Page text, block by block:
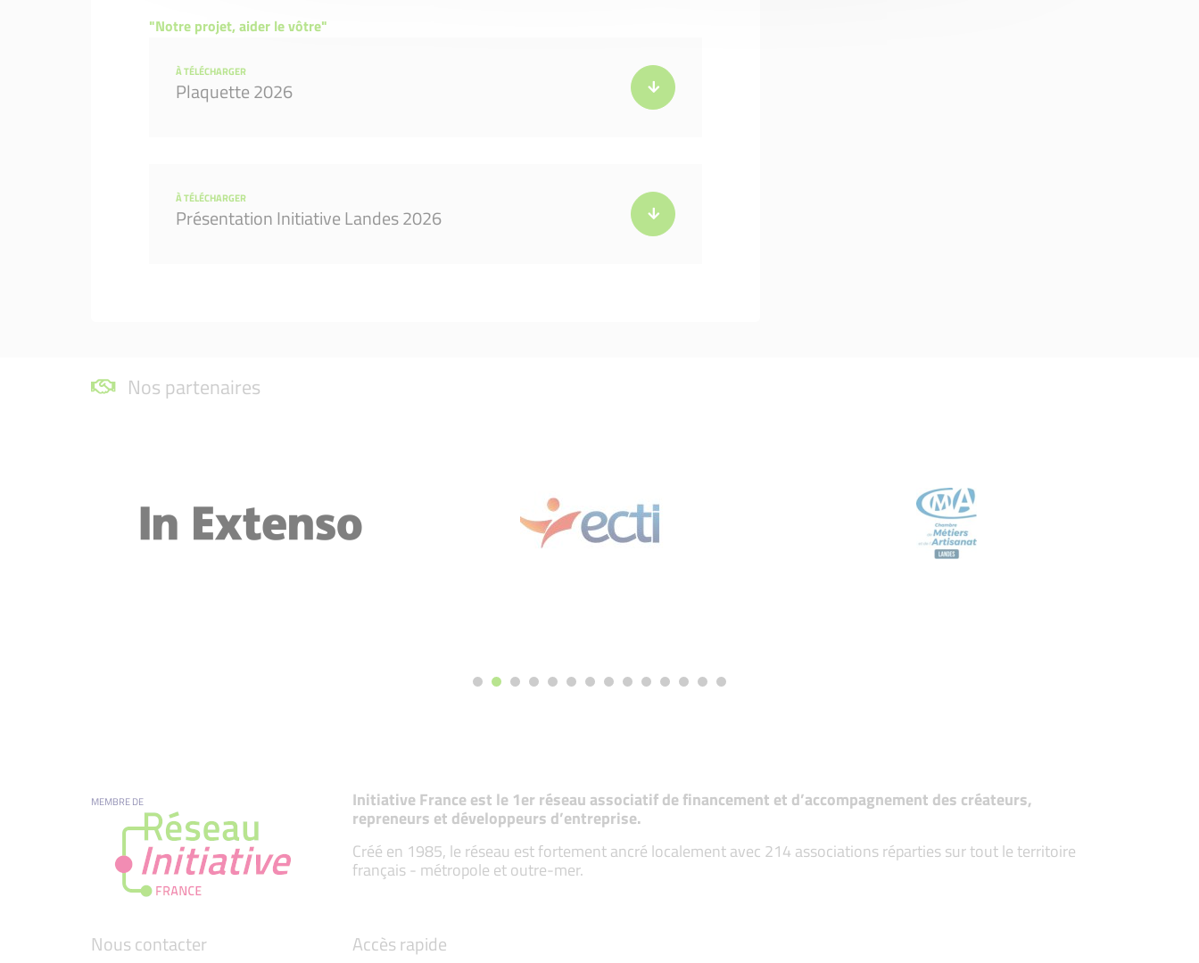
"Notre projet, aider le vôtre"
À TÉLÉCHARGER
Plaquette 2026
À TÉLÉCHARGER
Présentation Initiative Landes 2026
Nos partenaires
MEMBRE DE Initiative France est le 1er réseau associatif de financement et d’accompagnement des créateurs,
repreneurs et développeurs d’entreprise.
Créé en 1985, le réseau est fortement ancré localement avec 214 associations réparties sur tout le territoire
français - métropole et outre-mer.
Nous contacter Accès rapide